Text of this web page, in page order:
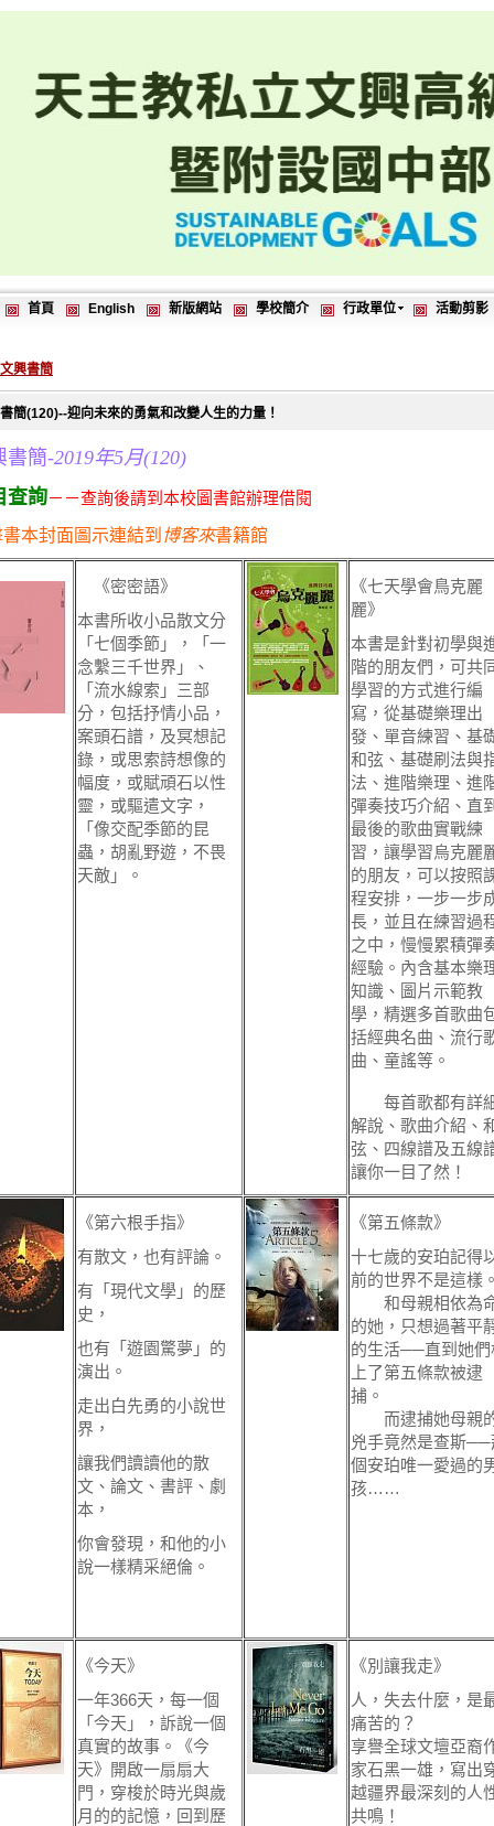
首頁 English 新版網站 學校簡介 行政單位 活動剪影
興書簡
簡(120)--迎向未來的勇氣和改變人生的力量！
書簡-2019年5月(120)
查詢－－查詢後請到本校圖書館辦理借閱
本封面圖示連結到 博客來書籍館
《密密語》
本書所收小品散文分
「七個季節」，「一
念繫三千世界」、
「流水線索」三部
分，包括抒情小品，
案頭石譜，及冥想記
錄，或思索詩想像的
幅度，或賦頑石以性
靈，或驅遣文字，
「像交配季節的昆
蟲，胡亂野遊，不畏
天敵」。
《七天學會鳥克麗
麗》
本書是針對初學與
階的朋友們，可共
學習的方式進行編
寫，從基礎樂理出
發、單音練習、基
和弦、基礎刷法與
法、進階樂理、進
彈奏技巧介紹、直到
最後的歌曲實戰練
習，讓學習烏克麗
的朋友，可以按照
程安排，一步一步
長，並且在練習過
之中，慢慢累積彈
經驗。內含基本樂
知識、圖片示範教
學，精選多首歌曲
括經典名曲、流行
曲、童謠等。
每首歌都有詳
解說、歌曲介紹、
弦、四線譜及五線
讓你一目了然！
《第六根手指》
有散文，也有評論。
有「現代文學」的歷
史，
也有「遊園驚夢」的
演出。
走出白先勇的小說世
界，
讓我們讀讀他的散
文、論文、書評、劇
本，
你會發現，和他的小
說一樣精采絕倫。
《第五條款》
十七歲的安珀記得
前的世界不是這樣。
和母親相依為
的她，只想過著平
的生活──直到她們
上了第五條款被逮
捕。
而逮捕她母親
兇手竟然是查斯──
個安珀唯一愛過的
孩……
《今天》
一年366天，每一個
「今天」，訴說一個
真實的故事。《今
天》開啟一扇扇大
門，穿梭於時光與歲
月的的記憶，回到歷
《別讓我走》
人，失去什麼，是
痛苦的？
享譽全球文壇亞裔
家石黑一雄，寫出
越疆界最深刻的人
共鳴！